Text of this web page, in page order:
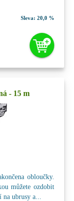
Sleva: 20,0 %
- 15 m
obloučky.
můžete ozdobit
ubrusy a...